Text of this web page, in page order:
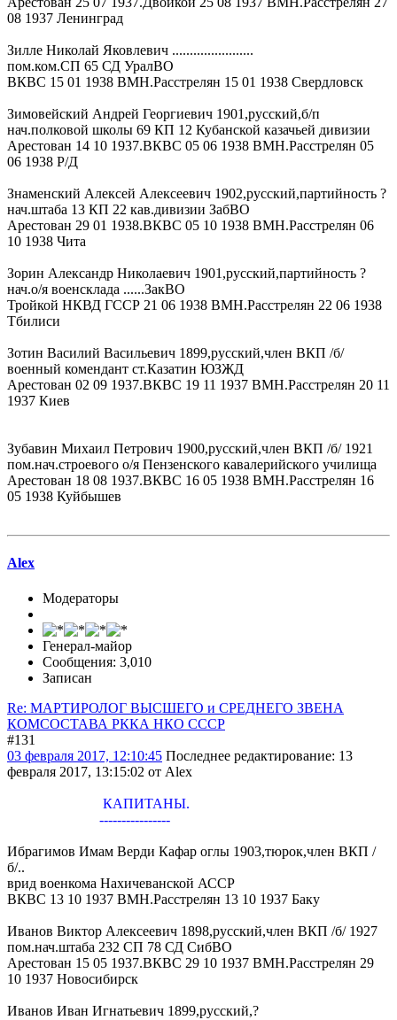
08 1937 Ленинград
Зилле Николай Яковлевич .......................
пом.ком.СП 65 СД УралВО
ВКВС 15 01 1938 ВМН.Расстрелян 15 01 1938 Свердловск
Зимовейский Андрей Георгиевич 1901,русский,б/п
нач.полковой школы 69 КП 12 Кубанской казачьей дивизии
Арестован 14 10 1937.ВКВС 05 06 1938 ВМН.Расстрелян 05
06 1938 Р/Д
Знаменский Алексей Алексеевич 1902,русский,партийность ?
нач.штаба 13 КП 22 кав.дивизии ЗабВО
Арестован 29 01 1938.ВКВС 05 10 1938 ВМН.Расстрелян 06
10 1938 Чита
Зорин Александр Николаевич 1901,русский,партийность ?
нач.о/я военсклада ......ЗакВО
Тройкой НКВД ГССР 21 06 1938 ВМН.Расстрелян 22 06 1938
Тбилиси
Зотин Василий Васильевич 1899,русский,член ВКП /б/
военный комендант ст.Казатин ЮЗЖД
Арестован 02 09 1937.ВКВС 19 11 1937 ВМН.Расстрелян 20 11
1937 Киев
Зубавин Михаил Петрович 1900,русский,член ВКП /б/ 1921
пом.нач.строевого о/я Пензенского кавалерийского училища
Арестован 18 08 1937.ВКВС 16 05 1938 ВМН.Расстрелян 16
05 1938 Куйбышев
Alex
Модераторы
Генерал-майор
Сообщения: 3,010
Записан
Re: МАРТИРОЛОГ ВЫСШЕГО и СРЕДНЕГО ЗВЕНА
КОМСОСТАВА РККА НКО СССР
#131
03 февраля 2017, 12:10:45 Последнее редактирование: 13
февраля 2017, 13:15:02 от Alex
КАПИТАНЫ.
----------------
Ибрагимов Имам Верди Кафар оглы 1903,тюрок,член ВКП /
б/..
врид военкома Нахичеванской АССР
ВКВС 13 10 1937 ВМН.Расстрелян 13 10 1937 Баку
Иванов Виктор Алексеевич 1898,русский,член ВКП /б/ 1927
пом.нач.штаба 232 СП 78 СД СибВО
Арестован 15 05 1937.ВКВС 29 10 1937 ВМН.Расстрелян 29
10 1937 Новосибирск
Иванов Иван Игнатьевич 1899,русский,?